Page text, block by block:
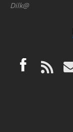
Dilk@